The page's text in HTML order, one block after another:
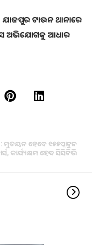
ଟାଉନ ଥାନାରେ
ଅଭିଯୋଗକୁ ଆଧାର
ମୁତୟନ ହେବେ ୧୫୫ପ୍ଲାଟୁନ
କାର୍ଯ୍ୟକ୍ଷମ ହେବ ସିସିଟିଭି